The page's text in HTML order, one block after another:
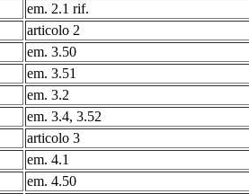
em. 2.1 rif.
articolo 2
em. 3.50
em. 3.51
em. 3.2
em. 3.4, 3.52
articolo 3
em. 4.1
em. 4.50